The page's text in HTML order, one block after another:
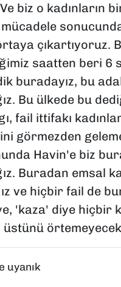
biz o kadınların
çıkartıyoruz.
saatten beri 6
buradayız, bu
Bu ülkede bu
fail ittifakı
görmezden
Havin'e biz
Buradan emsal
ve hiçbir fail de
'kaza' diye hiçbir
uyanık